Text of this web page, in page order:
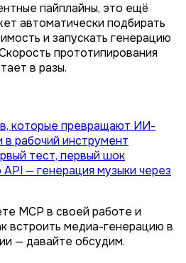
пайплайны, это ещё
автоматически подбирать
и запускать генерацию
прототипирования
в разы.
которые превращают ИИ-
в рабочий инструмент
тест, первый шок
API — генерация музыки через
MCP в своей работе и
встроить медиа-генерацию в
— давайте обсудим.